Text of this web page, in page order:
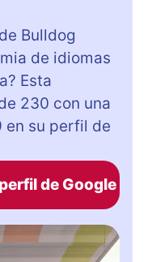
Bulldog
de idiomas
Esta
230 con una
en su perfil de
de Google